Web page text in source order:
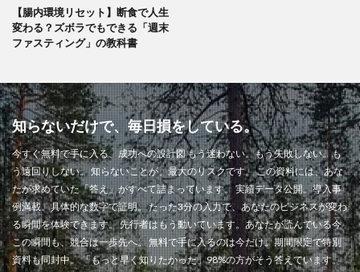
【腸内環境リセット】断食で人生
変わる？ズボラでもできる「週末
ファスティング」の教科書
知らないだけで、毎日損をしている。
今すぐ無料で手に入る、成功への設計図 もう迷わない。もう失敗しない。も
う遠回りしない。 知らないことが、最大のリスクです。 この資料には、あな
たが求めていた「答え」がすべて詰まっています。 実績データ公開。導入事
例満載。具体的な数字で証明。 たった3分の入力で、あなたのビジネスが変わ
る瞬間を体験できます。 先行者はもう動いています。あなたが読んでいる今
この瞬間も、競合は一歩先へ。 無料で手に入るのは今だけ。期間限定で特別
資料も同封中。 「もっと早く知りたかった」98%の方がそう答えています。